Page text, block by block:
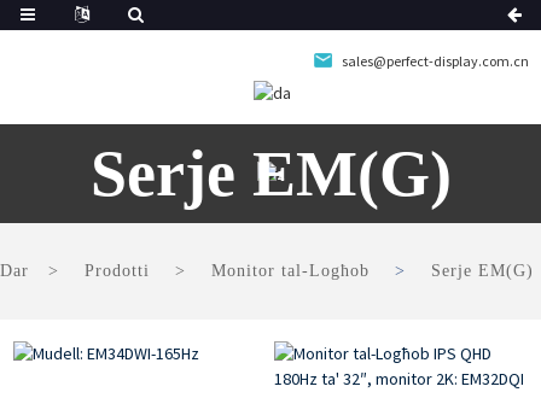
sales@perfect-display.com.cn
Serje EM(G)
Dar Prodotti Monitor tal-Logħob Serje EM(G)